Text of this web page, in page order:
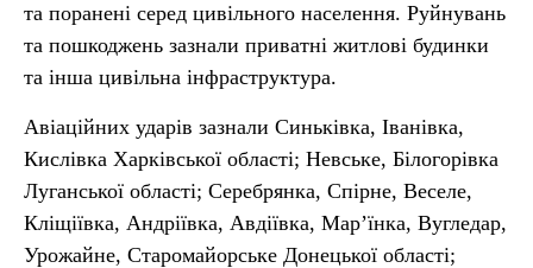
та поранені серед цивільного населення. Руйнувань
та пошкоджень зазнали приватні житлові будинки
та інша цивільна інфраструктура.
Авіаційних ударів зазнали Синьківка, Іванівка,
Кислівка Харківської області; Невське, Білогорівка
Луганської області; Серебрянка, Спірне, Веселе,
Кліщіївка, Андріївка, Авдіївка, Мар’їнка, Вугледар,
Урожайне, Старомайорське Донецької області;